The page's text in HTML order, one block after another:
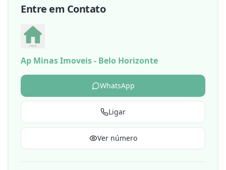
Entre em Contato
Ap Minas Imoveis - Belo Horizonte
WhatsApp
Ligar
Ver número